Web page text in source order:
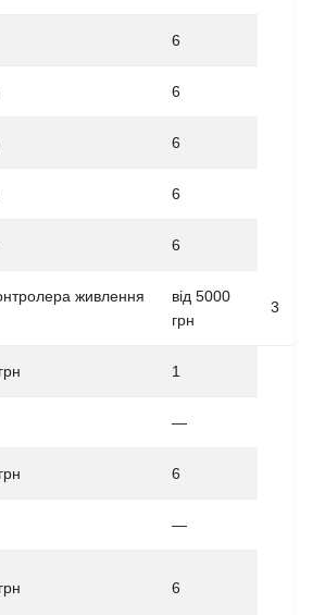
6
6
6
6
6
живлення
від 5000
грн
3
1
—
6
—
6